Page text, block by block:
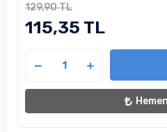
129,90 TL
115,35 TL